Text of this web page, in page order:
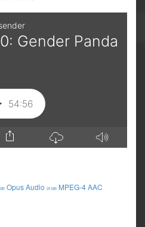
Opus Audio 25 MB MPEG-4 AAC